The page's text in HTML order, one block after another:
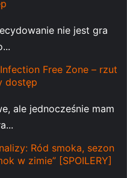
nie jest gra
Infection Free Zone – rzut
dostęp
ale jednocześnie mam
Ród smoka, sezon
w zimie” [SPOILERY]